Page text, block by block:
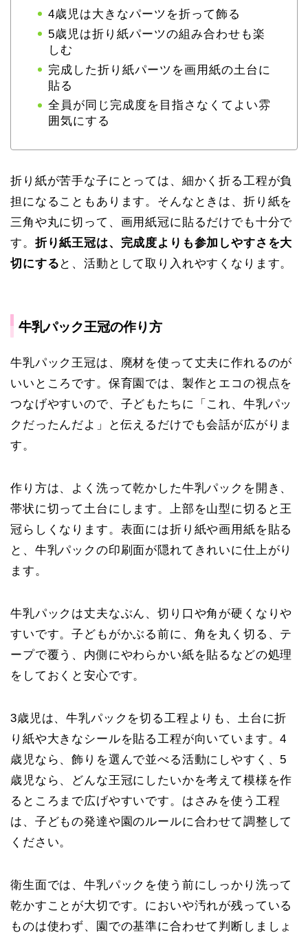
4歳児は大きなパーツを折って飾る
5歳児は折り紙パーツの組み合わせも楽
しむ
完成した折り紙パーツを画用紙の土台に
貼る
全員が同じ完成度を目指さなくてよい雰
囲気にする
折り紙が苦手な子にとっては、細かく折る工程が負
担になることもあります。そんなときは、折り紙を
三角や丸に切って、画用紙冠に貼るだけでも十分で
す。 折り紙王冠は、完成度よりも参加しやすさを大
切にする と、活動として取り入れやすくなります。
牛乳パック王冠の作り方
牛乳パック王冠は、廃材を使って丈夫に作れるのが
いいところです。保育園では、製作とエコの視点を
つなげやすいので、子どもたちに「これ、牛乳パッ
クだったんだよ」と伝えるだけでも会話が広がりま
す。
作り方は、よく洗って乾かした牛乳パックを開き、
帯状に切って土台にします。上部を山型に切ると王
冠らしくなります。表面には折り紙や画用紙を貼る
と、牛乳パックの印刷面が隠れてきれいに仕上がり
ます。
牛乳パックは丈夫なぶん、切り口や角が硬くなりや
すいです。子どもがかぶる前に、角を丸く切る、テ
ープで覆う、内側にやわらかい紙を貼るなどの処理
をしておくと安心です。
3歳児は、牛乳パックを切る工程よりも、土台に折
り紙や大きなシールを貼る工程が向いています。4
歳児なら、飾りを選んで並べる活動にしやすく、5
歳児なら、どんな王冠にしたいかを考えて模様を作
るところまで広げやすいです。はさみを使う工程
は、子どもの発達や園のルールに合わせて調整して
ください。
衛生面では、牛乳パックを使う前にしっかり洗って
乾かすことが大切です。においや汚れが残っている
ものは使わず、園での基準に合わせて判断しましょ